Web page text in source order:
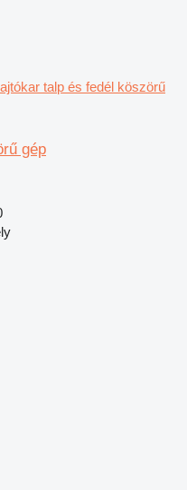
talp és fedél köszörű
gép